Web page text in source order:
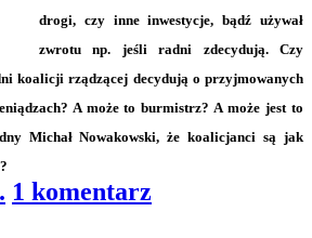
drogi, czy inne inwestycje, bądź używał
zwrotu np. jeśli radni zdecydują. Czy
koalicji rządzącej decydują o przyjmowanych
A może to burmistrz? A może jest to
Michał Nowakowski, że koalicjanci są jak
1 komentarz